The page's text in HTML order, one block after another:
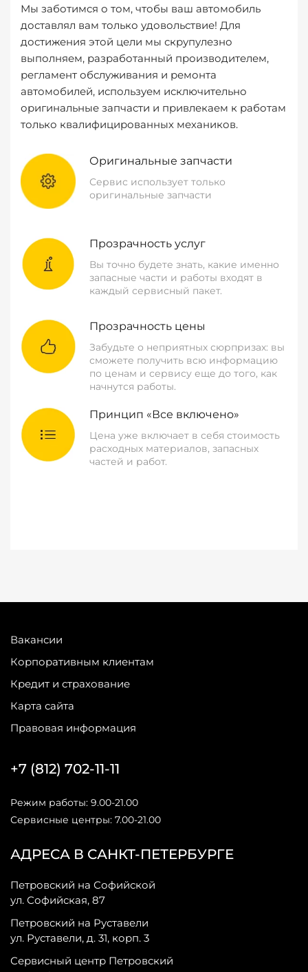
Мы заботимся о том, чтобы ваш автомобиль
доставлял вам только удовольствие! Для
достижения этой цели мы скрупулезно
выполняем, разработанный производителем,
регламент обслуживания и ремонта
автомобилей, используем исключительно
оригинальные запчасти и привлекаем к работам
только квалифицированных механиков.
Оригинальные запчасти
Сервис использует только
оригинальные запчасти
Прозрачность услуг
Вы точно будете знать, какие именно
запасные части и работы входят в
каждый сервисный пакет.
Прозрачность цены
Забудьте о неприятных сюрпризах: вы
сможете получить всю информацию
по ценам и сервису еще до того, как
начнутся работы.
Принцип «Все включено»
Цена уже включает в себя стоимость
расходных материалов, запасных
частей и работ.
Вакансии
Корпоративным клиентам
Кредит и страхование
Карта сайта
Правовая информация
АДРЕСА В САНКТ-ПЕТЕРБУРГЕ
Петровский на Софийской
ул. Софийская, 87
Петровский на Руставели
ул. Руставели, д. 31, корп. 3
Сервисный центр Петровский
+7 (812) 702-11-11
Режим работы: 9.00-21.00
Сервисные центры: 7.00-21.00